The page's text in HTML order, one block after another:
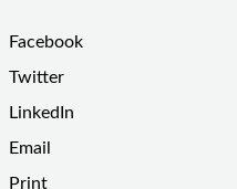
Facebook
Twitter
LinkedIn
Email
Print